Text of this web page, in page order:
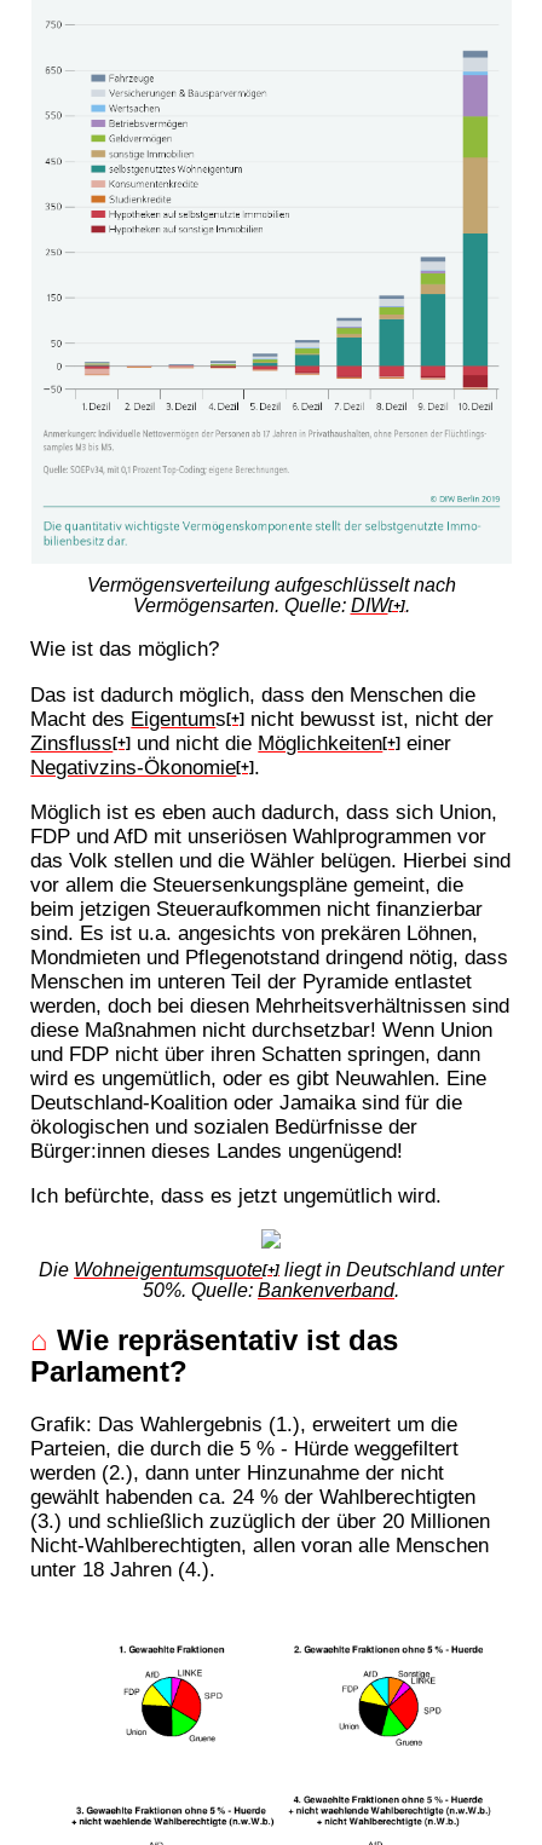
Vermögensverteilung aufgeschlüsselt nach
Vermögensarten. Quelle: DIW[+].
Wie ist das möglich?
Das ist dadurch möglich, dass den Menschen die
Macht des Eigentums[+] nicht bewusst ist, nicht der
Zinsfluss[+] und nicht die Möglichkeiten[+] einer
Negativzins-Ökonomie[+].
Möglich ist es eben auch dadurch, dass sich Union,
FDP und AfD mit unseriösen Wahlprogrammen vor
das Volk stellen und die Wähler belügen. Hierbei sind
vor allem die Steuersenkungspläne gemeint, die
beim jetzigen Steueraufkommen nicht finanzierbar
sind. Es ist u.a. angesichts von prekären Löhnen,
Mondmieten und Pflegenotstand dringend nötig, dass
Menschen im unteren Teil der Pyramide entlastet
werden, doch bei diesen Mehrheitsverhältnissen sind
diese Maßnahmen nicht durchsetzbar! Wenn Union
und FDP nicht über ihren Schatten springen, dann
wird es ungemütlich, oder es gibt Neuwahlen. Eine
Deutschland-Koalition oder Jamaika sind für die
ökologischen und sozialen Bedürfnisse der
Bürger:innen dieses Landes ungenügend!
Ich befürchte, dass es jetzt ungemütlich wird.
Die Wohneigentumsquote[+] liegt in Deutschland unter
50%. Quelle: Bankenverband.
⌂ Wie repräsentativ ist das
Parlament?
Grafik: Das Wahlergebnis (1.), erweitert um die
Parteien, die durch die 5 % - Hürde weggefiltert
werden (2.), dann unter Hinzunahme der nicht
gewählt habenden ca. 24 % der Wahlberechtigten
(3.) und schließlich zuzüglich der über 20 Millionen
Nicht-Wahlberechtigten, allen voran alle Menschen
unter 18 Jahren (4.).